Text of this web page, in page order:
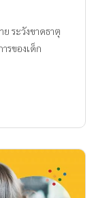
ระวังขาดธาตุ
รของเด็ก